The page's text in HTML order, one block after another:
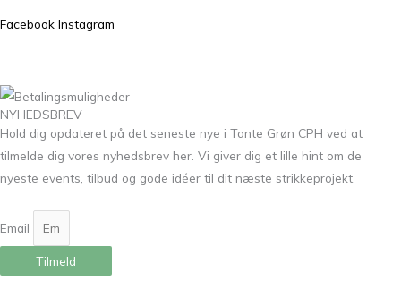
Facebook Instagram
NYHEDSBREV
Hold dig opdateret på det seneste nye i Tante Grøn CPH ved at
tilmelde dig vores nyhedsbrev her. Vi giver dig et lille hint om de
nyeste events, tilbud og gode idéer til dit næste strikkeprojekt.
Email
Tilmeld